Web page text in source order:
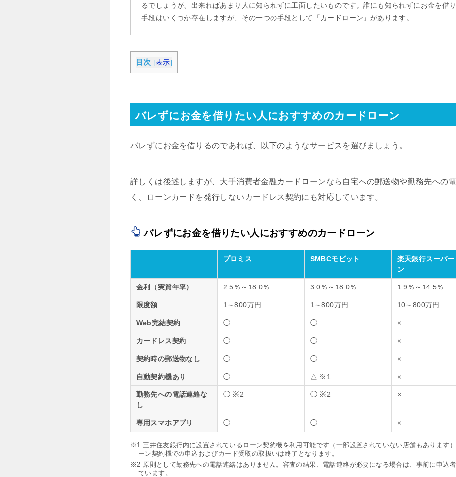
るでしょうが、出来ればあまり人に知られずに工面したいものです。誰にも知られずにお金を借
手段はいくつか存在しますが、その一つの手段として「カードローン」があります。
目次 [表示]
バレずにお金を借りたい人におすすめのカードローン
バレずにお金を借りるのであれば、以下のようなサービスを選びましょう。
詳しくは後述しますが、大手消費者金融カードローンなら自宅への郵送物や勤務先への
く、ローンカードを発行しないカードレス契約にも対応しています。
バレずにお金を借りたい人におすすめのカードローン
プロミス SMBCモビット
楽天銀行スーパー
ン
金利（実質年率） 2.5％～18.0％ 3.0％～18.0％ 1.9％～14.5％
限度額 1～800万円 1～800万円 10～800万円
Web完結契約 ◯ ◯ ×
カードレス契約 ◯ ◯ ×
契約時の郵送物なし ◯ ◯ ×
自動契約機あり ◯ △ ※1 ×
勤務先への電話連絡な
し
◯ ※2 ◯ ※2 ×
専用スマホアプリ ◯ ◯ ×
※1 三井住友銀行内に設置されているローン契約機を利用可能です（一部設置されていない店舗もあります
ーン契約機での申込およびカード受取の取扱いは終了となります。
※2 原則として勤務先への電話連絡はありません。審査の結果、電話連絡が必要になる場合は、事前に申込
ています。